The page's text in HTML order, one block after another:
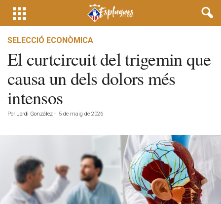
SELECCIÓ ECONÒMICA
El curtcircuit del trigemin que
causa un dels dolors més
intensos
Por Jordi González - 5 de maig de 2026